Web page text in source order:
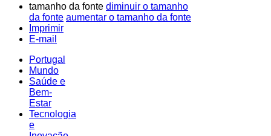
tamanho da fonte diminuir o tamanho
da fonte aumentar o tamanho da fonte
Imprimir
E-mail
Portugal
Mundo
Saúde e
Bem-
Estar
Tecnologia
e